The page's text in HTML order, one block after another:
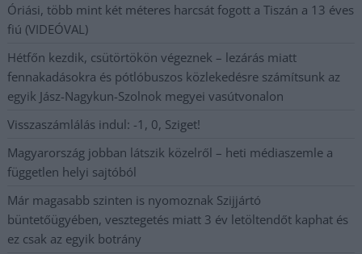
Óriási, több mint két méteres harcsát fogott a Tiszán a 13 éves
fiú (VIDEÓVAL)
Hétfőn kezdik, csütörtökön végeznek – lezárás miatt
fennakadásokra és pótlóbuszos közlekedésre számítsunk az
egyik Jász-Nagykun-Szolnok megyei vasútvonalon
Visszaszámlálás indul: -1, 0, Sziget!
Magyarország jobban látszik közelről – heti médiaszemle a
független helyi sajtóból
Már magasabb szinten is nyomoznak Szijjártó
büntetőügyében, vesztegetés miatt 3 év letöltendőt kaphat és
ez csak az egyik botrány